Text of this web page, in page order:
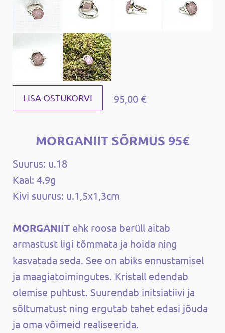
LISA OSTUKORVI 95,00 €
MORGANIIT SÕRMUS 95€
Suurus: u.18
Kaal: 4.9g
Kivi suurus: u.1,5x1,3cm
MORGANIIT ehk roosa berüll aitab
armastust ligi tõmmata ja hoida ning
kasvatada seda. See on abiks ennustamisel
ja maagiatoimingutes. Kristall edendab
olemise puhtust. Suurendab initsiatiivi ja
sõltumatust ning ergutab tahet edasi jõuda
ja oma võimeid realiseerida.